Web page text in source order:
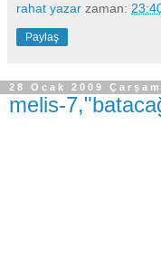
rahat yazar zaman:
Paylaş
28 Ocak 2009
melis-